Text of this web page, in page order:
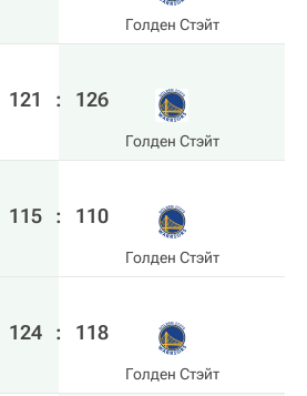
Голден Стэйт
121 : 126
Голден Стэйт
115 : 110
Голден Стэйт
124 : 118
Голден Стэйт